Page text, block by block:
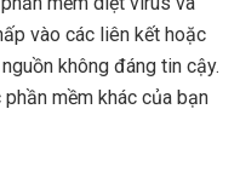
vào các liên kết hoặc
không đáng tin cậy.
mềm khác của bạn